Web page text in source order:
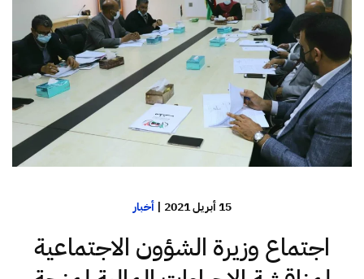
15 أبريل 2021 |أخبار
اجتماع وزيرة الشؤون الاجتماعية